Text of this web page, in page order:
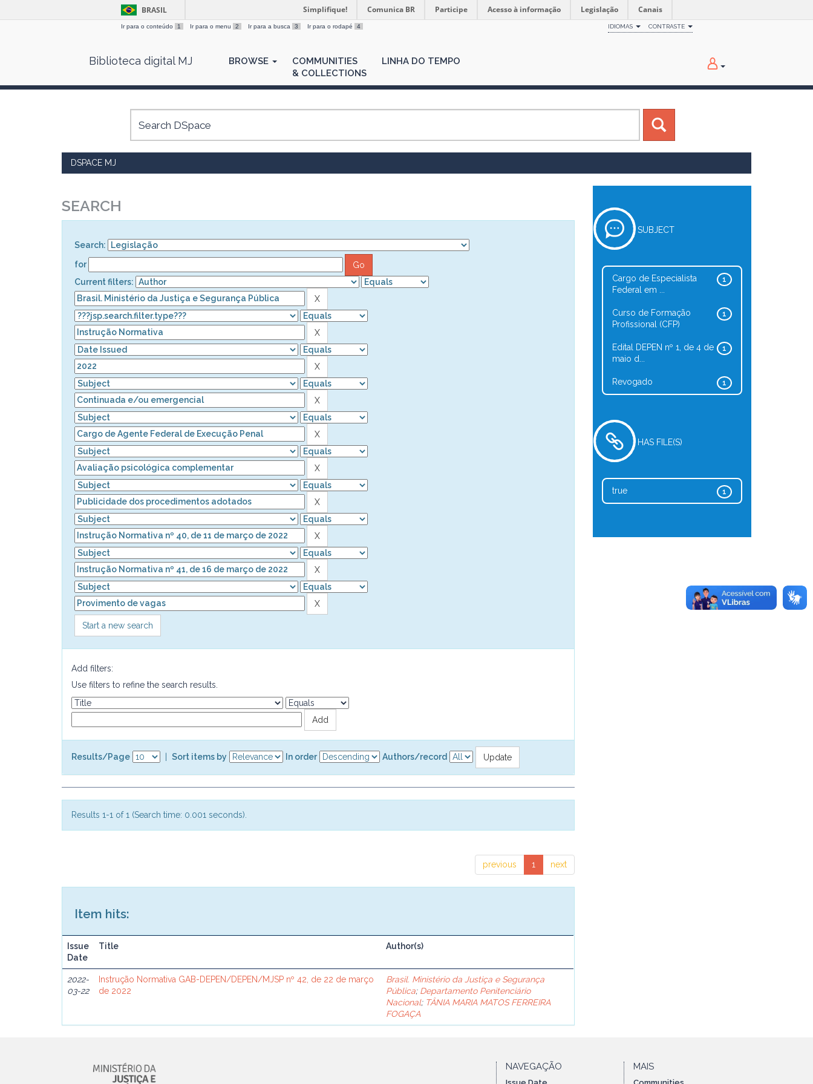
BRASIL Simplifique! Comunica BR Participe Acesso à informação Legislação Canais
Ir para o conteúdo 1 Ir para o menu 2 Ir para a busca 3 Ir para o rodapé 4 IDIOMAS CONTRASTE
Biblioteca digital MJ BROWSE
COMMUNITIES
& COLLECTIONS
LINHA DO TEMPO
DSPACE MJ
SEARCH
Search:
for
Current filters:
Start a new search
Add filters:
Use filters to refine the search results.
Results/Page Sort items by In order Authors/record
Results 1-1 of 1 (Search time: 0.001 seconds).
previous 1 next
Item hits:
Issue
Date
Title Author(s)
2022-
03-22
Instrução Normativa GAB-DEPEN/DEPEN/MJSP nº 42, de 22 de março
de 2022
Brasil. Ministério da Justiça e Segurança
Pública; Departamento Penitenciário
Nacional; TÂNIA MARIA MATOS FERREIRA
FOGAÇA
SUBJECT
1
Cargo de Especialista
Federal em ...
1
Curso de Formação
Profissional (CFP)
1
Edital DEPEN nº 1, de 4 de
maio d...
1
Revogado
HAS FILE(S)
1
true
NAVEGAÇÃO MAIS